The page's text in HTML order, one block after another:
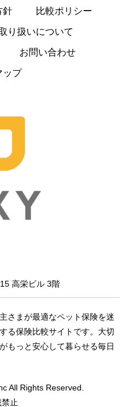
針 比較ポリシー
り扱いについて
お問い合わせ
ップ
高栄ビル 3階
さまが最適なペット保険を迷
る保険比較サイトです。大切
もっと安心して暮らせる毎日
All Rights Reserved.
止